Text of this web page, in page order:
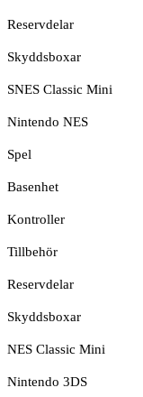
Reservdelar
Skyddsboxar
SNES Classic Mini
Nintendo NES
Spel
Basenhet
Kontroller
Tillbehör
Reservdelar
Skyddsboxar
NES Classic Mini
Nintendo 3DS